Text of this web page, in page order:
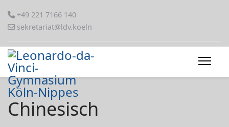
+49 221 7166 140
sekretariat@ldv.koeln
Chinesisch